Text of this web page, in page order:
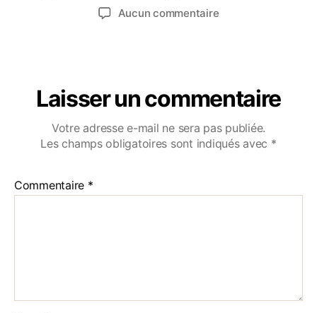
Aucun commentaire
Laisser un commentaire
Votre adresse e-mail ne sera pas publiée.
Les champs obligatoires sont indiqués avec *
Commentaire *